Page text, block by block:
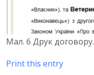
Мал. 6 Друк договору.
Print this entry